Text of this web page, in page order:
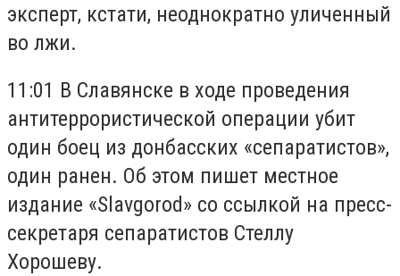
эксперт, кстати, неоднократно уличенный
во лжи.
11:01 В Славянске в ходе проведения
антитеррористической операции убит
один боец из донбасских «сепаратистов»,
один ранен. Об этом пишет местное
издание «Slavgorod» со ссылкой на пресс-
секретаря сепаратистов Стеллу
Хорошеву.